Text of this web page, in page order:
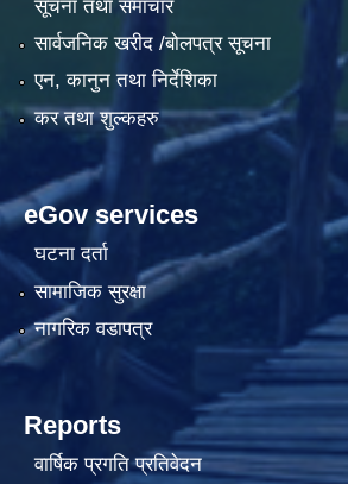
सूचना तथा समाचार
सार्वजनिक खरीद /बोलपत्र सूचना
एन, कानुन तथा निर्देशिका
कर तथा शुल्कहरु
eGov services
घटना दर्ता
सामाजिक सुरक्षा
नागरिक वडापत्र
Reports
वार्षिक प्रगति प्रतिवेदन